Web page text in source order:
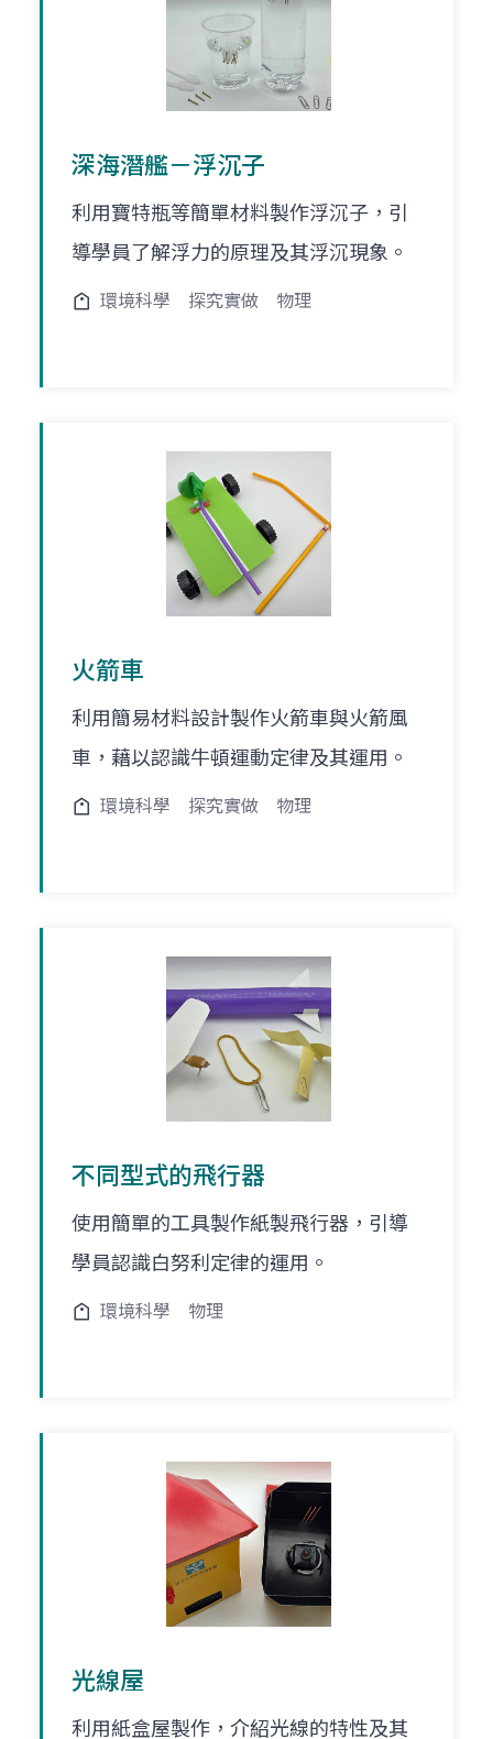
深海潛艦－浮沉子
利用寶特瓶等簡單材料製作浮沉子，引
導學員了解浮力的原理及其浮沉現象。
環境科學 探究實做 物理
火箭車
利用簡易材料設計製作火箭車與火箭風
車，藉以認識牛頓運動定律及其運用。
環境科學 探究實做 物理
不同型式的飛行器
使用簡單的工具製作紙製飛行器，引導
學員認識白努利定律的運用。
環境科學 物理
光線屋
利用紙盒屋製作，介紹光線的特性及其